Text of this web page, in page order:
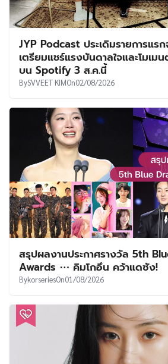
JYP Podcast ประเดิมรายการแรก
เตรียมแชร์แรงบันดาลใจและโมเม
บน Spotify 3 ส.ค.นี้
BySVVEET KIMOn02/08/2026
สรุปผลงานประกาศรางวัล 5th
Awards ⋯ คิมโกอึน คว้าแดซัง!
BykorseriesOn01/08/2026